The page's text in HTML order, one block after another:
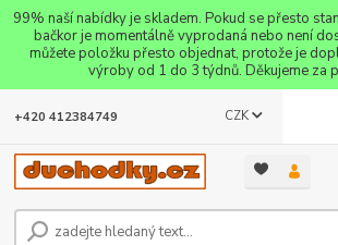
99% naší nabídky je skladem. Pokud se přesto
bačkor je momentálně vyprodaná nebo není
můžete položku přesto objednat, protože je
výroby od 1 do 3 týdnů. Děkujeme za
CZK
+420 412384749